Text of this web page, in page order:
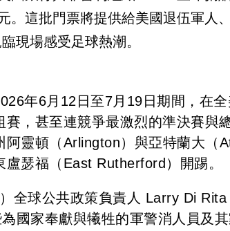
。這批門票將提供給美國退伍軍人
現場感受足球熱潮。
年6月12日至7月19日期間，在
，甚至連競爭最激烈的準決賽與
靈頓（Arlington）與亞特蘭大（
瑟福（East Rutherford）開踢。
全球公共政策負責人 Larry Di
國家奉獻與犧牲的軍警消人員及